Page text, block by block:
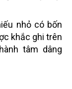
nhỏ có bốn
khắc ghi trên
tâm dâng